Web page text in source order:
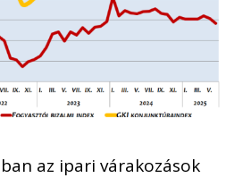
az ipari várakozások